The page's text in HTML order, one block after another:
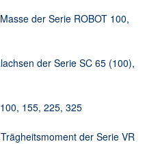
der Serie ROBOT 100,
der Serie SC 65 (100),
155, 225, 325
der Serie VR